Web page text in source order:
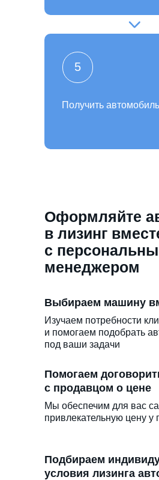
Получить автомобиль
5
Подбираем
условия лизинга
Помогаем
с продавцом о цене
Мы обеспечим для вас
привлекательную цену у
Выбираем машину
Изучаем потребности
и помогаем подобрать
под ваши задачи
Оформляйте
в лизинг
с
менеджером